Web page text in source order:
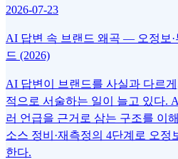
2026-07-23
AI 답변 속 브랜드 왜곡 — 오정보·
드 (2026)
AI 답변이 브랜드를 사실과 다르
적으로 서술하는 일이 늘고 있다.
러 언급을 근거로 삼는 구조를 이
소스 정비·재측정의 4단계로 오정
한다.